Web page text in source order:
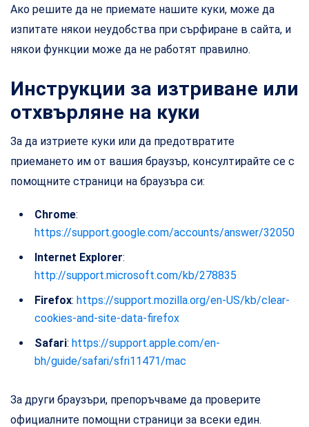
Ако решите да не приемате нашите куки, може да
изпитате някои неудобства при сърфиране в сайта, и
някои функции може да не работят правилно.
Инструкции за изтриване или
отхвърляне на куки
За да изтриете куки или да предотвратите
приемането им от вашия браузър, консултирайте се с
помощните страници на браузъра си:
Chrome:
https://support.google.com/accounts/answer/32050
Internet Explorer:
http://support.microsoft.com/kb/278835
Firefox: https://support.mozilla.org/en-US/kb/clear-
cookies-and-site-data-firefox
Safari: https://support.apple.com/en-
bh/guide/safari/sfri11471/mac
За други браузъри, препоръчваме да проверите
официалните помощни страници за всеки един.